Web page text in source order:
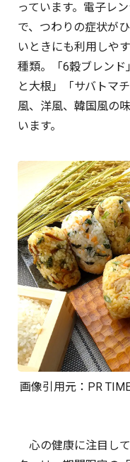
っています。電子レ
で、つわりの症状が
いときにも利用しや
種類。「6穀ブレン
と大根」「サバトマ
風、洋風、韓国風の
います。
画像引用元： PR
心の健康に注目し